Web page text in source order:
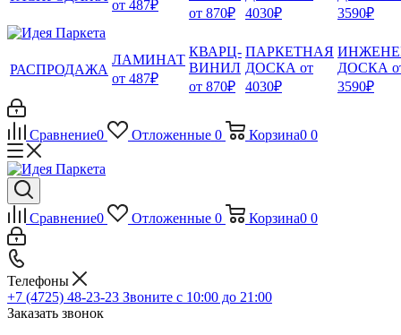
от 487₽
от 870₽
4030₽
3590₽
РАСПРОДАЖА
ЛАМИНАТ
от 487₽
КВАРЦ-
ВИНИЛ
от 870₽
ПАРКЕТНАЯ
ДОСКА от
4030₽
ДОСКА
3590₽
Сравнение0 Отложенные 0 Корзина0 0
Сравнение0 Отложенные 0 Корзина0 0
Телефоны
+7 (4725) 48-23-23 Звоните с 10:00 до 21:00
Заказать звонок